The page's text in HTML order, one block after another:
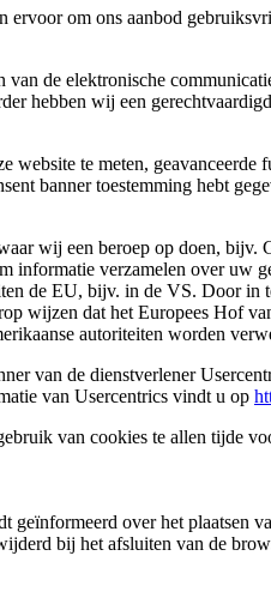
ervoor om ons aanbod
de elektronische
hebben wij een
website te meten,
banner toestemming hebt
wij een beroep op doen,
informatie verzamelen over
de EU, bijv. in de VS. Door
dat het Europees Hof
autoriteiten worden
van de dienstverlener
van Usercentrics vindt u op
van cookies te allen tijde
over het plaatsen
bij het afsluiten van de